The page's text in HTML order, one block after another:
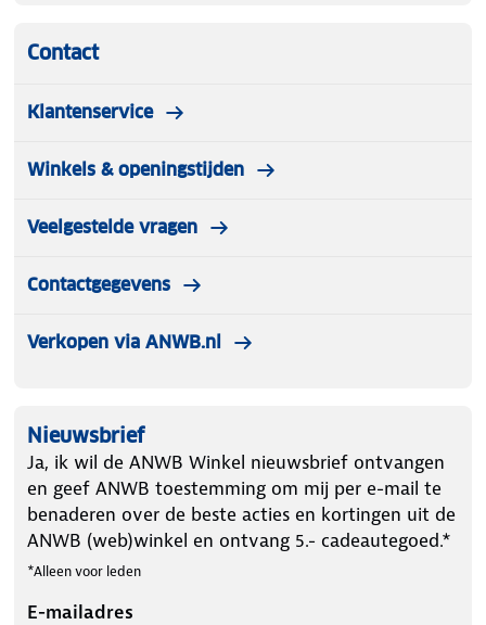
Contact
Klantenservice
Winkels & openingstijden
Veelgestelde vragen
Contactgegevens
Verkopen via ANWB.nl
Nieuwsbrief
Ja, ik wil de ANWB Winkel nieuwsbrief ontvangen
en geef ANWB toestemming om mij per e-mail te
benaderen over de beste acties en kortingen uit de
ANWB (web)winkel en ontvang 5.- cadeautegoed.*
*Alleen voor leden
E-mailadres